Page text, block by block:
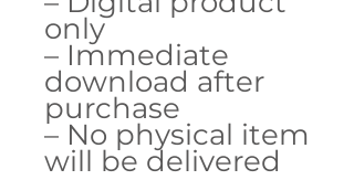
only
– Immediate
download after
purchase
– No physical item
will be delivered